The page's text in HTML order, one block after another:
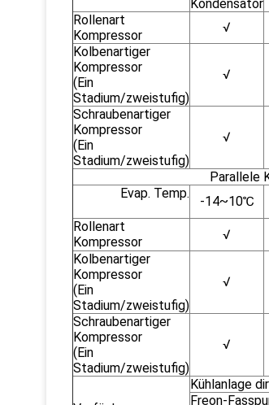
Kondensator
Rollenart
Kompressor
√
Kolbenartiger
Kompressor
(Ein
Stadium/zweistufig)
√
Schraubenartiger
Kompressor
(Ein
Stadium/zweistufig)
√
Parallele
Evap. Temp.
-14~10℃
Rollenart
Kompressor
√
Kolbenartiger
Kompressor
(Ein
Stadium/zweistufig)
√
Schraubenartiger
Kompressor
(Ein
Stadium/zweistufig)
√
Kühlanlage
Freon-